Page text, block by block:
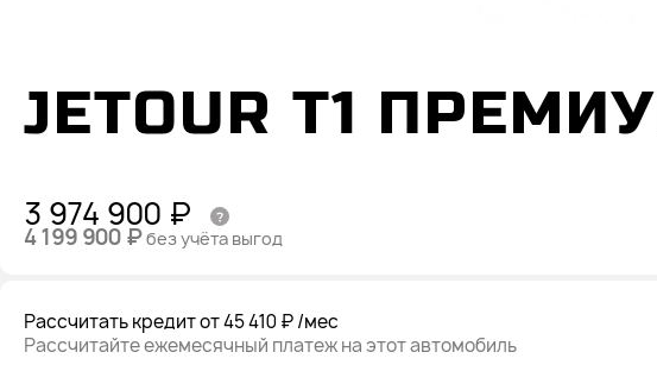
JETOUR T1
3 974 900 ₽
4 199 900 ₽без учёта выгод
Рассчитать кредитот 45 410 ₽/мес
Рассчитайте ежемесячный платеж на этот автомобиль